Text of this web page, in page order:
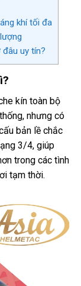
khí tối đa
uy tín?
kín toàn bộ
nhưng có
bản lề chắc
3/4, giúp
trong các tình
tạm thời.